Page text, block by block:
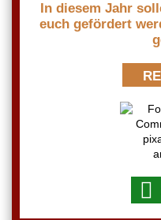
In diesem Jahr
euch gefördert